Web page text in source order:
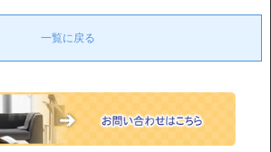
一覧に戻る